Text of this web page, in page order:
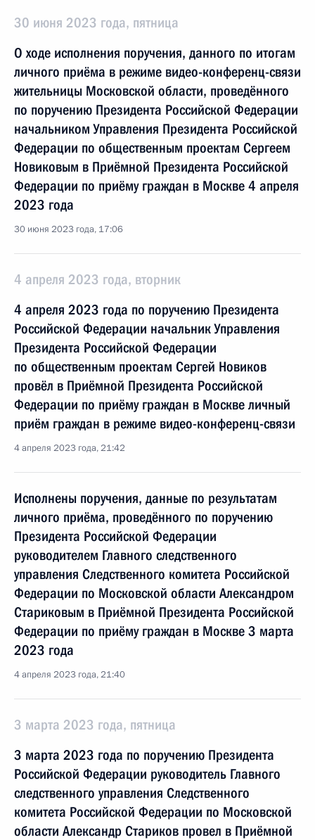
30 июня 2023 года, пятница
О ходе исполнения поручения, данного по итогам
личного приёма в режиме видео-конференц-связи
жительницы Московской области, проведённого
по поручению Президента Российской Федерации
начальником Управления Президента Российской
Федерации по общественным проектам Сергеем
Новиковым в Приёмной Президента Российской
Федерации по приёму граждан в Москве 4 апреля
2023 года
30 июня 2023 года, 17:06
4 апреля 2023 года, вторник
4 апреля 2023 года по поручению Президента
Российской Федерации начальник Управления
Президента Российской Федерации
по общественным проектам Сергей Новиков
провёл в Приёмной Президента Российской
Федерации по приёму граждан в Москве личный
приём граждан в режиме видео-конференц-связи
4 апреля 2023 года, 21:42
Исполнены поручения, данные по результатам
личного приёма, проведённого по поручению
Президента Российской Федерации
руководителем Главного следственного
управления Следственного комитета Российской
Федерации по Московской области Александром
Стариковым в Приёмной Президента Российской
Федерации по приёму граждан в Москве 3 марта
2023 года
4 апреля 2023 года, 21:40
3 марта 2023 года, пятница
3 марта 2023 года по поручению Президента
Российской Федерации руководитель Главного
следственного управления Следственного
комитета Российской Федерации по Московской
области Александр Стариков провел в Приёмной